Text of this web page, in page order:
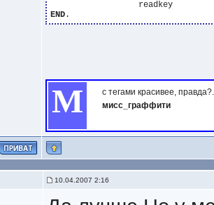
                  readkey
END
М
с тегами красивее,
мисс_граффити
10.04.2007 2:16